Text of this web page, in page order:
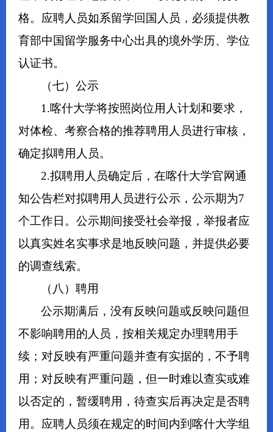
格。应聘人员如系留学回国人员，必须提供教
育部中国留学服务中心出具的境外学历、学位
认证书。
（七）公示
1.喀什大学将按照岗位用人计划和要求，
对体检、考察合格的推荐聘用人员进行审核，
确定拟聘用人员。
2.拟聘用人员确定后，在喀什大学官网通
知公告栏对拟聘用人员进行公示，公示期为7
个工作日。公示期间接受社会举报，举报者应
以真实姓名实事求是地反映问题，并提供必要
的调查线索。
（八）聘用
公示期满后，没有反映问题或反映问题但
不影响聘用的人员，按相关规定办理聘用手
续；对反映有严重问题并查有实据的，不予聘
用；对反映有严重问题，但一时难以查实或难
以否定的，暂缓聘用，待查实后再决定是否聘
用。应聘人员须在规定的时间内到喀什大学组